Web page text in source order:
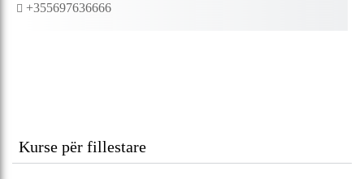
+355697636666
Kurse për fillestare